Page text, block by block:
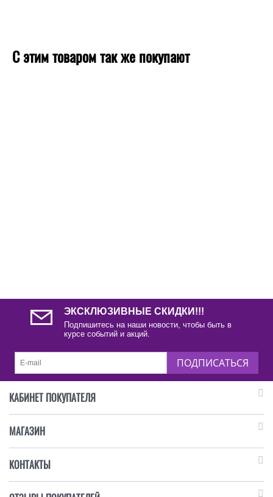
С этим товаром так же покупают
ЭКСКЛЮЗИВНЫЕ СКИДКИ!!!
Подпишитесь на наши новости, чтобы быть в
курсе событий и акций.
ПОДПИСАТЬСЯ
КАБИНЕТ ПОКУПАТЕЛЯ
МАГАЗИН
КОНТАКТЫ